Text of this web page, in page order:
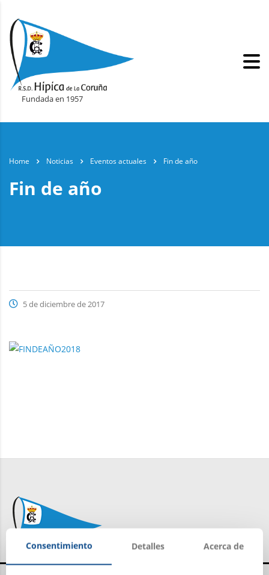
Fundada en 1957
Home Noticias Eventos actuales Fin de año
Fin de año
5 de diciembre de 2017
Consentimiento Detalles Acerca de